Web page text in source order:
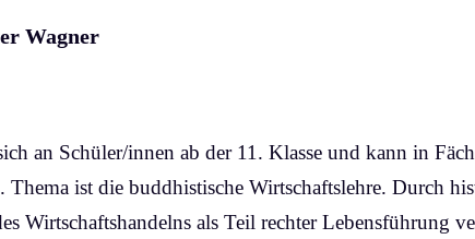
Wagner
an Schüler/innen ab der 11. Klasse und kann in
Thema ist die buddhistische Wirtschaftslehre. Durch
Wirtschaftshandelns als Teil rechter Lebensführung